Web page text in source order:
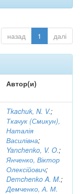
назад 1 далі
Автор(и)
Tkachuk, N. V.;
Ткачук (Смикун),
Наталія
Василівна;
Yanchenko, V. O.;
Янченко, Віктор
Олексійович;
Demchenko A. M.;
Демченко, А. М.